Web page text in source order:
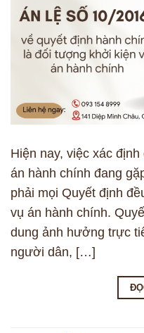
Hiện nay, việc xác
án hành chính đang
phải mọi Quyết định
vụ án hành chính.
dung ảnh hưởng trực
người dân, […]